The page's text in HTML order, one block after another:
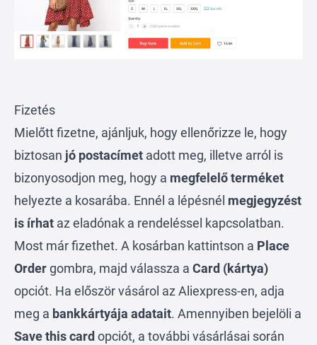
Fizetés
Mielőtt fizetne, ajánljuk, hogy ellenőrizze le, hogy
biztosan jó postacímet adott meg, illetve arról is
bizonyosodjon meg, hogy a megfelelő terméket
helyezte a kosarába. Ennél a lépésnél megjegyzést
is írhat az eladónak a rendeléssel kapcsolatban.
Most már fizethet. A kosárban kattintson a Place
Ordergombra, majd válassza a Card (kártya)
opciót. Ha először vásárol az Aliexpress-en, adja
meg a bankkártyája adatait. Amennyiben bejelöli a
Save this card opciót, a további vásárlásai során